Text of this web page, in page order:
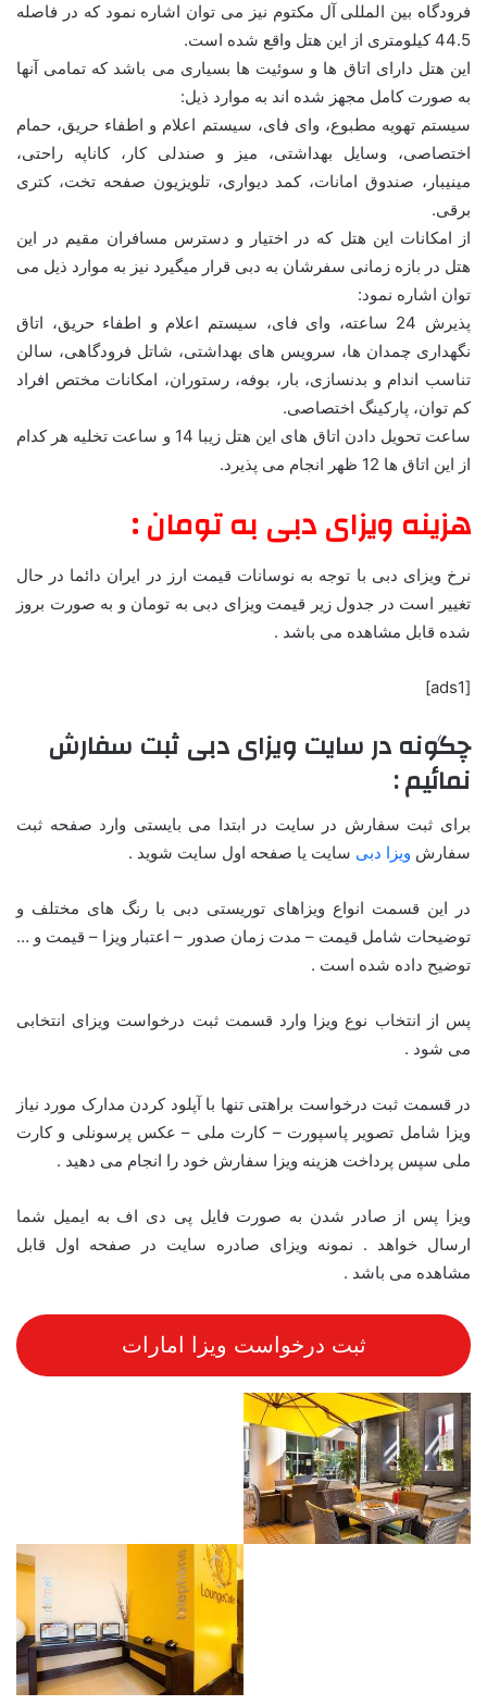
فرودگاه بین المللی آل مکتوم نیز می توان اشاره نمود که در فاصله
44.5 کیلومتری از این هتل واقع شده است.
این هتل دارای اتاق ها و سوئیت ها بسیاری می باشد که تمامی آنها
به صورت کامل مجهز شده اند به موارد ذیل:
سیستم تهویه مطبوع، وای فای، سیستم اعلام و اطفاء حریق، حمام
اختصاصی، وسایل بهداشتی، میز و صندلی کار، کاناپه راحتی،
مینیبار، صندوق امانات، کمد دیواری، تلویزیون صفحه تخت، کتری
برقی.
از امکانات این هتل که در اختیار و دسترس مسافران مقیم در این
هتل در بازه زمانی سفرشان به دبی قرار میگیرد نیز به موارد ذیل می
توان اشاره نمود:
پذیرش 24 ساعته، وای فای، سیستم اعلام و اطفاء حریق، اتاق
نگهداری چمدان ها، سرویس های بهداشتی، شاتل فرودگاهی، سالن
تناسب اندام و بدنسازی، بار، بوفه، رستوران، امکانات مختص افراد
کم توان، پارکینگ اختصاصی.
ساعت تحویل دادن اتاق های این هتل زیبا 14 و ساعت تخلیه هر کدام
از این اتاق ها 12 ظهر انجام می پذیرد.
هزینه ویزای دبی به تومان :
نرخ ویزای دبی با توجه به نوسانات قیمت ارز در ایران دائما در حال
تغییر است در جدول زیر قیمت ویزای دبی به تومان و به صورت بروز
شده قابل مشاهده می باشد .
[ads1]
چگونه در سایت ویزای دبی ثبت سفارش
نمائیم :
برای ثبت سفارش در سایت در ابتدا می بایستی وارد صفحه ثبت
سفارش ویزا دبی سایت یا صفحه اول سایت شوید .
در این قسمت انواع ویزاهای توریستی دبی با رنگ های مختلف و
توضیحات شامل قیمت – مدت زمان صدور – اعتبار ویزا – قیمت و …
توضیح داده شده است .
پس از انتخاب نوع ویزا وارد قسمت ثبت درخواست ویزای انتخابی
می شود .
در قسمت ثبت درخواست براهتی تنها با آپلود کردن مدارک مورد نیاز
ویزا شامل تصویر پاسپورت – کارت ملی – عکس پرسونلی و کارت
ملی سپس پرداخت هزینه ویزا سفارش خود را انجام می دهید .
ویزا پس از صادر شدن به صورت فایل پی دی اف به ایمیل شما
ارسال خواهد . نمونه ویزای صادره سایت در صفحه اول قابل
مشاهده می باشد .
ثبت درخواست ویزا امارات